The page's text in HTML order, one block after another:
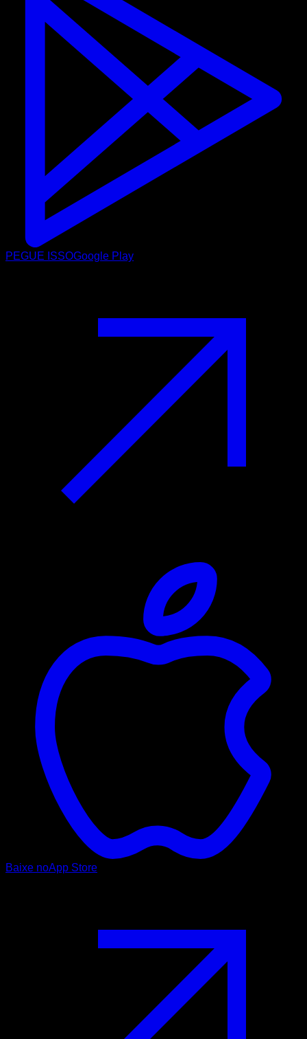
PEGUE ISSOGoogle Play
Baixe noApp Store